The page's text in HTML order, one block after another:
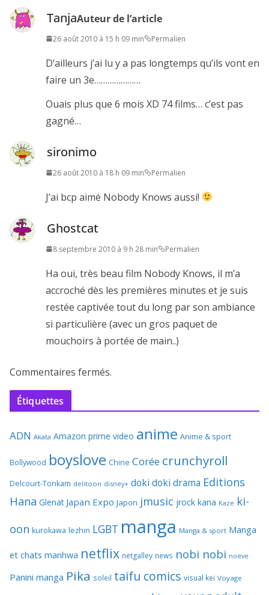
TanjaAuteur de l’article
26 août 2010 à 15 h 09 min Permalien
D’ailleurs j’ai lu y a pas longtemps qu’ils vont en
faire un 3e…………………
Ouais plus que 6 mois XD 74 films… c’est pas
gagné…
sironimo
26 août 2010 à 18 h 09 min Permalien
J’ai bcp aimé Nobody Knows aussi!
Ghostcat
8 septembre 2010 à 9 h 28 min Permalien
Ha oui, très beau film Nobody Knows, il m’a
accroché dès les premières minutes et je suis
restée captivée tout du long par son ambiance
si particulière (avec un gros paquet de
mouchoirs à portée de main..)
Commentaires fermés.
Étiquettes
ADN Akata Amazon prime video anime Anime & sport
Bollywood boyslove Chine Corée crunchyroll
Delcourt-Tonkam delitoon disney+ doki doki drama Editions
Hana Glenat Japan Expo Japon jmusic jrock kana Kaze ki-
oon kurokawa lezhin LGBT manga Manga & sport Manga
et chats manhwa netflix netgalley news nobi nobi noeve
Panini manga Pika soleil taifu comics visual kei Voyage